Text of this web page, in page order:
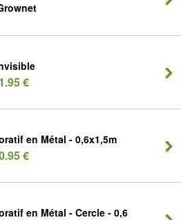
€
en Métal - 0,6x1,5m
€
en Métal - Cercle - 0,6